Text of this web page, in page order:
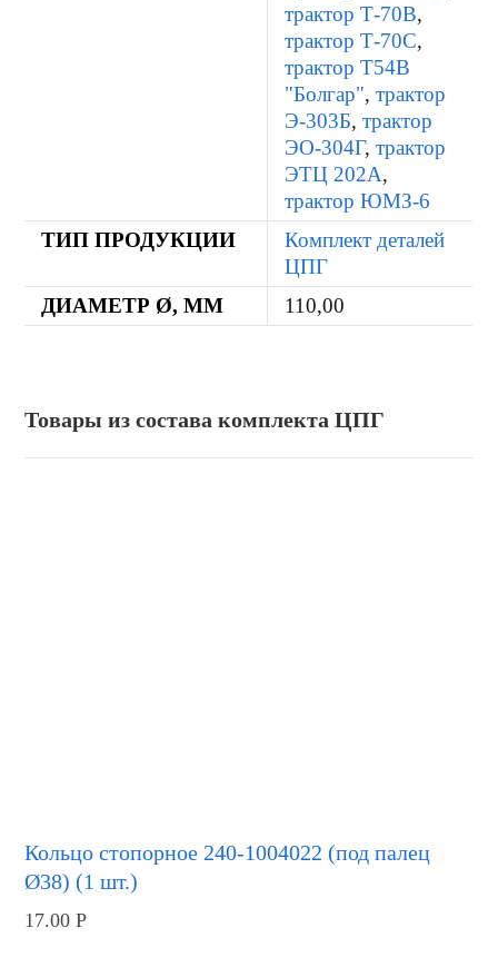
трактор Т-70В,
трактор Т-70С,
трактор Т54В
"Болгар",трактор
Э-303Б,трактор
ЭО-304Г,трактор
ЭТЦ 202А,
трактор ЮМЗ-6
ТИП ПРОДУКЦИИ
Комплект деталей
ЦПГ
ДИАМЕТР Ø, ММ
110,00
Товары из состава комплекта ЦПГ
Кольцо стопорное 240-1004022 (под палец
Ø38) (1 шт.)
17.00Р